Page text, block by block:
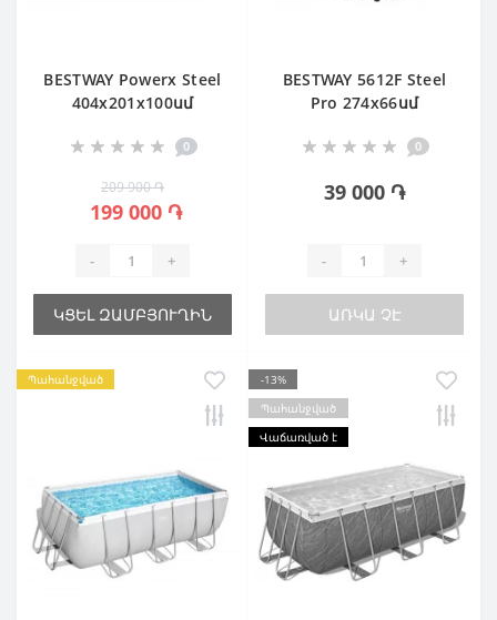
BESTWAY Powerx Steel
404х201х100սմ
0
209 900 ֏
199 000 ֏
- +
ԿՑԵԼ ԶԱՄԲՅՈՒՂԻՆ
BESTWAY 5612F Steel
Pro 274х66սմ
0
39 000 ֏
- +
ԱՌԿԱ ՉԷ
Պահանջված
-13%
Պահանջված
Վաճառված է